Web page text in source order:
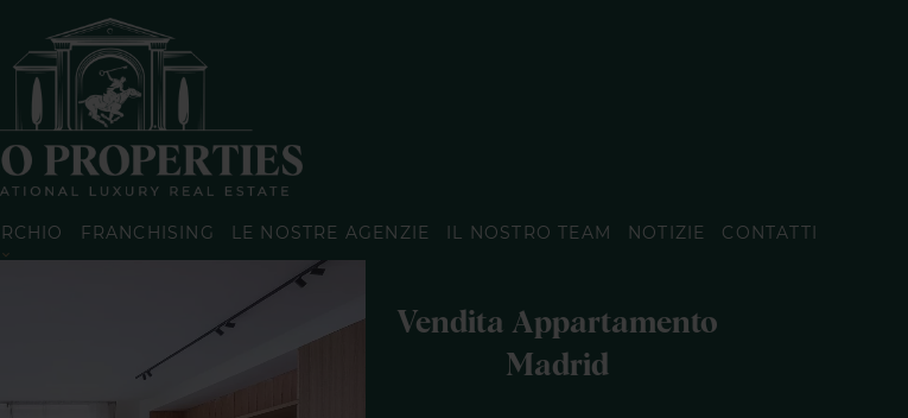
FRANCHISING LE NOSTRE AGENZIE IL NOSTRO TEAM NOTIZIE CONTATTI
Vendita Appartamento
Madrid